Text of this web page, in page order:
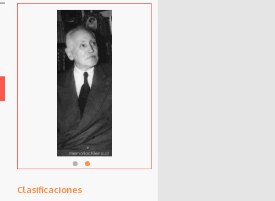
Clasificaciones